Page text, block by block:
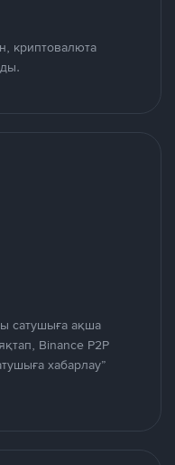
криптовалюта
сатушыға ақша
Binance P2P
хабарлау”